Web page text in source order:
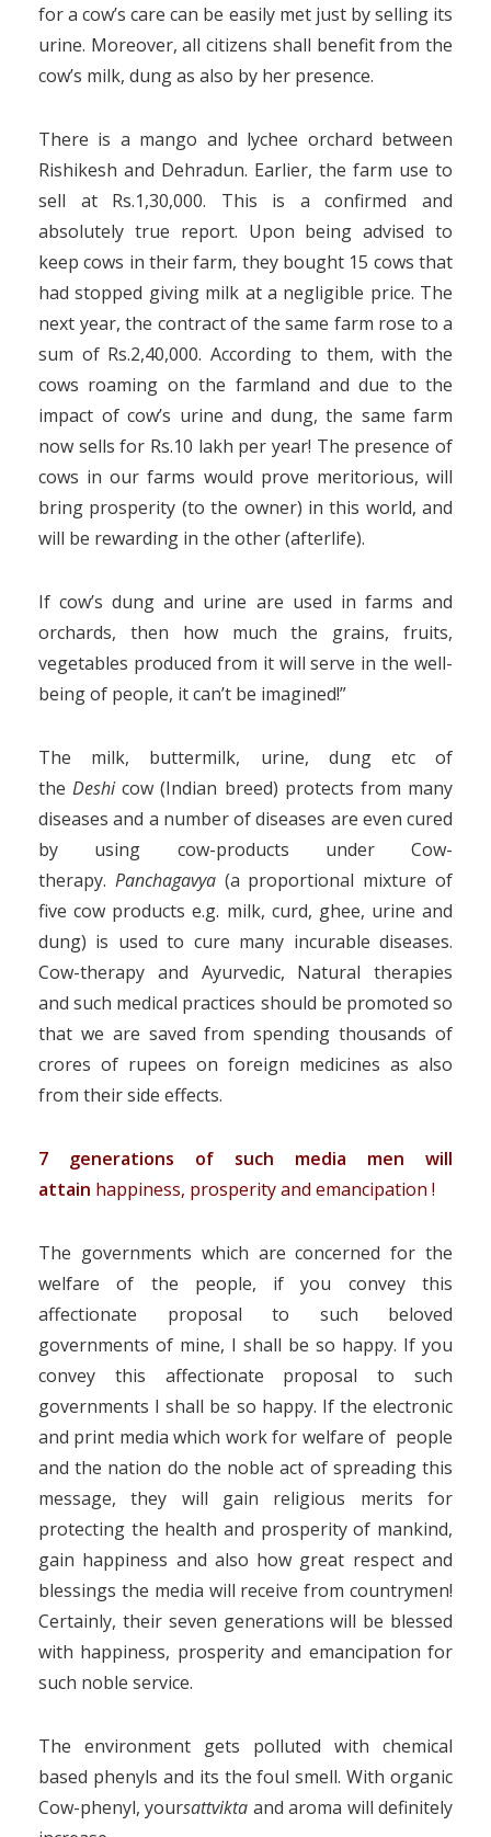
for a cow’s care can be easily met just by selling its
urine. Moreover, all citizens shall benefit from the
cow’s milk, dung as also by her presence.
There is a mango and lychee orchard between
Rishikesh and Dehradun. Earlier, the farm use to
sell at Rs.1,30,000. This is a confirmed and
absolutely true report. Upon being advised to
keep cows in their farm, they bought 15 cows that
had stopped giving milk at a negligible price. The
next year, the contract of the same farm rose to a
sum of Rs.2,40,000. According to them, with the
cows roaming on the farmland and due to the
impact of cow’s urine and dung, the same farm
now sells for Rs.10 lakh per year! The presence of
cows in our farms would prove meritorious, will
bring prosperity (to the owner) in this world, and
will be rewarding in the other (afterlife).
If cow’s dung and urine are used in farms and
orchards, then how much the grains, fruits,
vegetables produced from it will serve in the well-
being of people, it can’t be imagined!”
The milk, buttermilk, urine, dung etc of
theDeshicow (Indian breed) protects from many
diseases and a number of diseases are even cured
by using cow-products under Cow-
therapy. Panchagavya(a proportional mixture of
five cow products e.g. milk, curd, ghee, urine and
dung) is used to cure many incurable diseases.
Cow-therapy and Ayurvedic, Natural therapies
and such medical practices should be promoted so
that we are saved from spending thousands of
crores of rupees on foreign medicines as also
from their side effects.
7 generations of such media men will
attain happiness, prosperity and emancipation !
The governments which are concerned for the
welfare of the people, if you convey this
affectionate proposal to such beloved
governments of mine, I shall be so happy. If you
convey this affectionate proposal to such
governments I shall be so happy. If the electronic
and print media which work for welfare of people
and the nation do the noble act of spreading this
message, they will gain religious merits for
protecting the health and prosperity of mankind,
gain happiness and also how great respect and
blessings the media will receive from countrymen!
Certainly, their seven generations will be blessed
with happiness, prosperity and emancipation for
such noble service.
The environment gets polluted with chemical
based phenyls and its the foul smell. With organic
Cow-phenyl, yoursattvikta and aroma will definitely